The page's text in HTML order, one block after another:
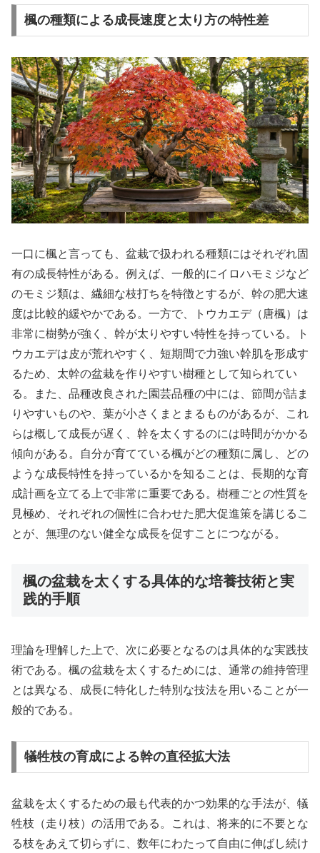
楓の種類による成長速度と太り方の特性差
一口に楓と言っても、盆栽で扱われる種類にはそれぞれ固
有の成長特性がある。例えば、一般的にイロハモミジなど
のモミジ類は、繊細な枝打ちを特徴とするが、幹の肥大速
度は比較的緩やかである。一方で、トウカエデ（唐楓）は
非常に樹勢が強く、幹が太りやすい特性を持っている。ト
ウカエデは皮が荒れやすく、短期間で力強い幹肌を形成す
るため、太幹の盆栽を作りやすい樹種として知られてい
る。また、品種改良された園芸品種の中には、節間が詰ま
りやすいものや、葉が小さくまとまるものがあるが、これ
らは概して成長が遅く、幹を太くするのには時間がかかる
傾向がある。自分が育てている楓がどの種類に属し、どの
ような成長特性を持っているかを知ることは、長期的な育
成計画を立てる上で非常に重要である。樹種ごとの性質を
見極め、それぞれの個性に合わせた肥大促進策を講じるこ
とが、無理のない健全な成長を促すことにつながる。
楓の盆栽を太くする具体的な培養技術と実
践的手順
理論を理解した上で、次に必要となるのは具体的な実践技
術である。楓の盆栽を太くするためには、通常の維持管理
とは異なる、成長に特化した特別な技法を用いることが一
般的である。
犠牲枝の育成による幹の直径拡大法
盆栽を太くするための最も代表的かつ効果的な手法が、犠
牲枝（走り枝）の活用である。これは、将来的に不要とな
る枝をあえて切らずに、数年にわたって自由に伸ばし続け